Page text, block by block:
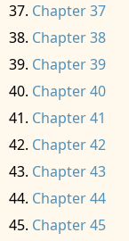
Chapter 37
Chapter 38
Chapter 39
Chapter 40
Chapter 41
Chapter 42
Chapter 43
Chapter 44
Chapter 45